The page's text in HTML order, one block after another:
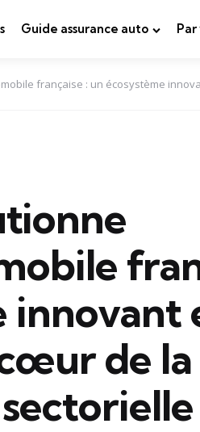
Guide assurance auto
française : un écosystème
innovant
de la